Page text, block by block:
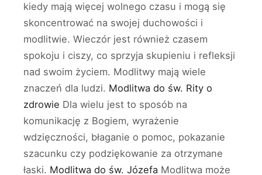
kiedy mają więcej wolnego czasu i mogą się
skoncentrować na swojej duchowości i
modlitwie. Wieczór jest również czasem
spokoju i ciszy, co sprzyja skupieniu i refleksji
nad swoim życiem. Modlitwy mają wiele
znaczeń dla ludzi. Modlitwa do św. Rity o
zdrowie Dla wielu jest to sposób na
komunikację z Bogiem, wyrażenie
wdzięczności, błaganie o pomoc, pokazanie
szacunku czy podziękowanie za otrzymane
łaski. Modlitwa do św. Józefa Modlitwa może